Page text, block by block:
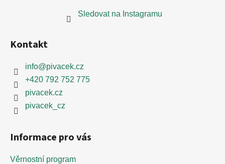
Sledovat na Instagramu
Kontakt
info@pivacek.cz
+420 792 752 775
pivacek.cz
pivacek_cz
Informace pro vás
Věrnostní program